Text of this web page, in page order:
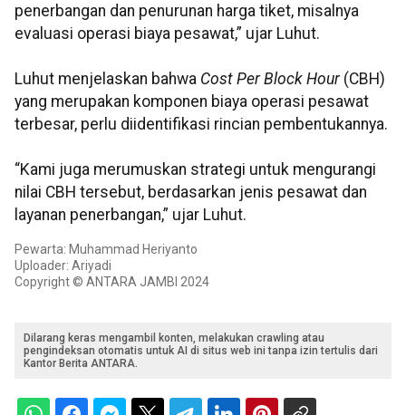
penerbangan dan penurunan harga tiket, misalnya
evaluasi operasi biaya pesawat,” ujar Luhut.
Luhut menjelaskan bahwa Cost Per Block Hour(CBH)
yang merupakan komponen biaya operasi pesawat
terbesar, perlu diidentifikasi rincian pembentukannya.
“Kami juga merumuskan strategi untuk mengurangi
nilai CBH tersebut, berdasarkan jenis pesawat dan
layanan penerbangan,” ujar Luhut.
Pewarta: Muhammad Heriyanto
Uploader: Ariyadi
Copyright © ANTARA JAMBI 2024
Dilarang keras mengambil konten, melakukan crawling atau
pengindeksan otomatis untuk AI di situs web ini tanpa izin tertulis dari
Kantor Berita ANTARA.